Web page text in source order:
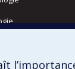
et médecine